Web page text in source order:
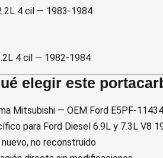
4 cil — 1983-1984
4 cil — 1982-1984
elegir este
Mitsubishi — OEM Ford E5PF-
para Ford Diesel 6.9L y 7.3L V8
nuevo, no reconstruido